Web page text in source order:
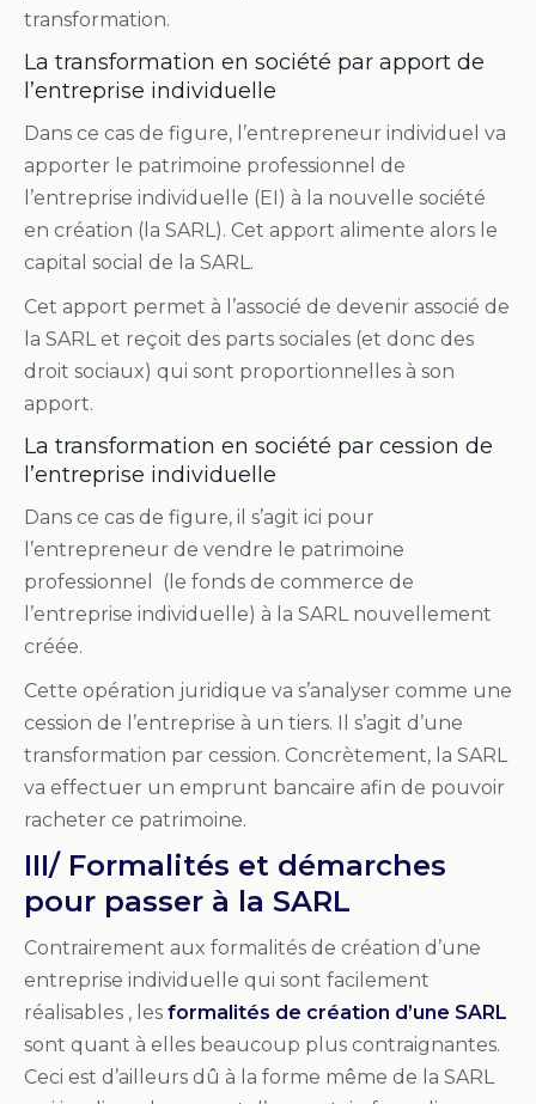
transformation.
La transformation en société par apport de
l’entreprise individuelle
Dans ce cas de figure, l’entrepreneur individuel va
apporter le patrimoine professionnel de
l’entreprise individuelle (EI) à la nouvelle société
en création (la SARL). Cet apport alimente alors le
capital social de la SARL.
Cet apport permet à l’associé de devenir associé de
la SARL et reçoit des parts sociales (et donc des
droit sociaux) qui sont proportionnelles à son
apport.
La transformation en société par cession de
l’entreprise individuelle
Dans ce cas de figure, il s’agit ici pour
l’entrepreneur de vendre le patrimoine
professionnel (le fonds de commerce de
l’entreprise individuelle) à la SARL nouvellement
créée.
Cette opération juridique va s’analyser comme une
cession de l’entreprise à un tiers. Il s’agit d’une
transformation par cession. Concrètement, la SARL
va effectuer un emprunt bancaire afin de pouvoir
racheter ce patrimoine.
III/ Formalités et démarches
pour passer à la SARL
Contrairement aux formalités de création d’une
entreprise individuelle qui sont facilement
réalisables , les formalités de création d’une SARL
sont quant à elles beaucoup plus contraignantes.
Ceci est d’ailleurs dû à la forme même de la SARL